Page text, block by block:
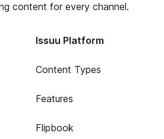
content for every channel.
Issuu Platform
Content Types
Features
Flipbook